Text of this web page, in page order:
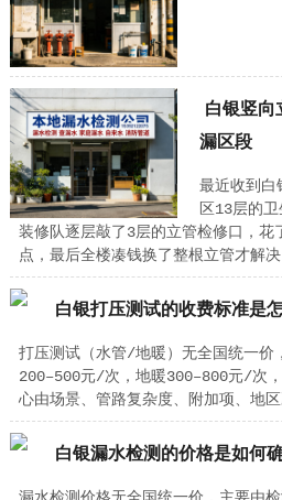
白银竖向
漏区段
最近收到白
区13层的
装修队逐层敲了3层的立管检修口，花
点，最后全楼凑钱换了整根立管才解决
白银打压测试的收费标准是
打压测试（水管/地暖）无全国统一价
200–500元/次，地暖300–800元/次
心由场景、管路复杂度、附加项、地
白银漏水检测的价格是如何